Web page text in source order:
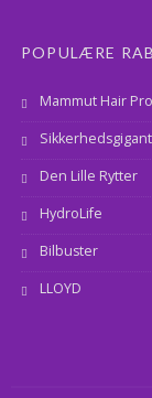
POPULÆRE
Mammut Hair
Den Lille Rytter
HydroLife
Bilbuster
LLOYD